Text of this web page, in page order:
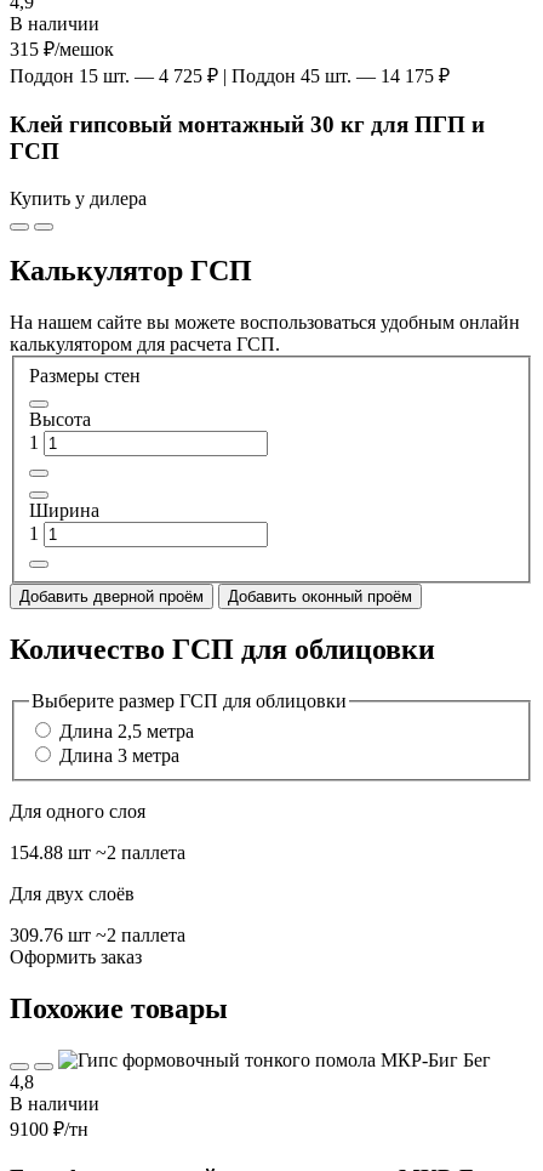
В наличии
315 ₽/мешок
Поддон 15 шт. — 4 725 ₽ | Поддон 45 шт. — 14 175 ₽
Клей гипсовый монтажный 30 кг для ПГП и
ГСП
Купить у дилера
Калькулятор ГСП
На нашем сайте вы можете воспользоваться удобным онлайн
калькулятором для расчета ГСП.
Размеры стен
Высота
1
Ширина
1
Добавить дверной проём Добавить оконный проём
Количество ГСП для облицовки
Выберите размер ГСП для облицовки
Длина 2,5 метра
Длина 3 метра
Для одного слоя
154.88 шт ~2 паллета
Для двух слоёв
309.76 шт ~2 паллета
Оформить заказ
Похожие товары
4,8
В наличии
9100 ₽/тн